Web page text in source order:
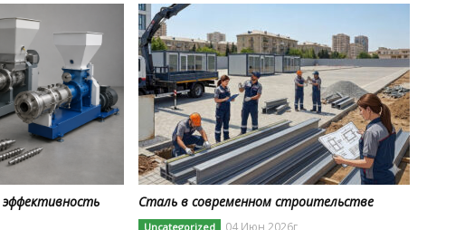
эффективность
Сталь в современном строительстве
Uncategorized